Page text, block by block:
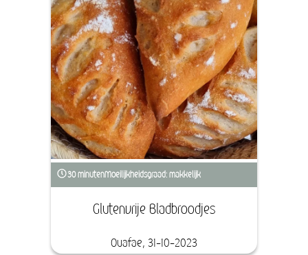
30 minutenMoeilijkheidsgraad: makkelijk
Glutenvrije Bladbroodjes
Ouafae, 31-10-2023